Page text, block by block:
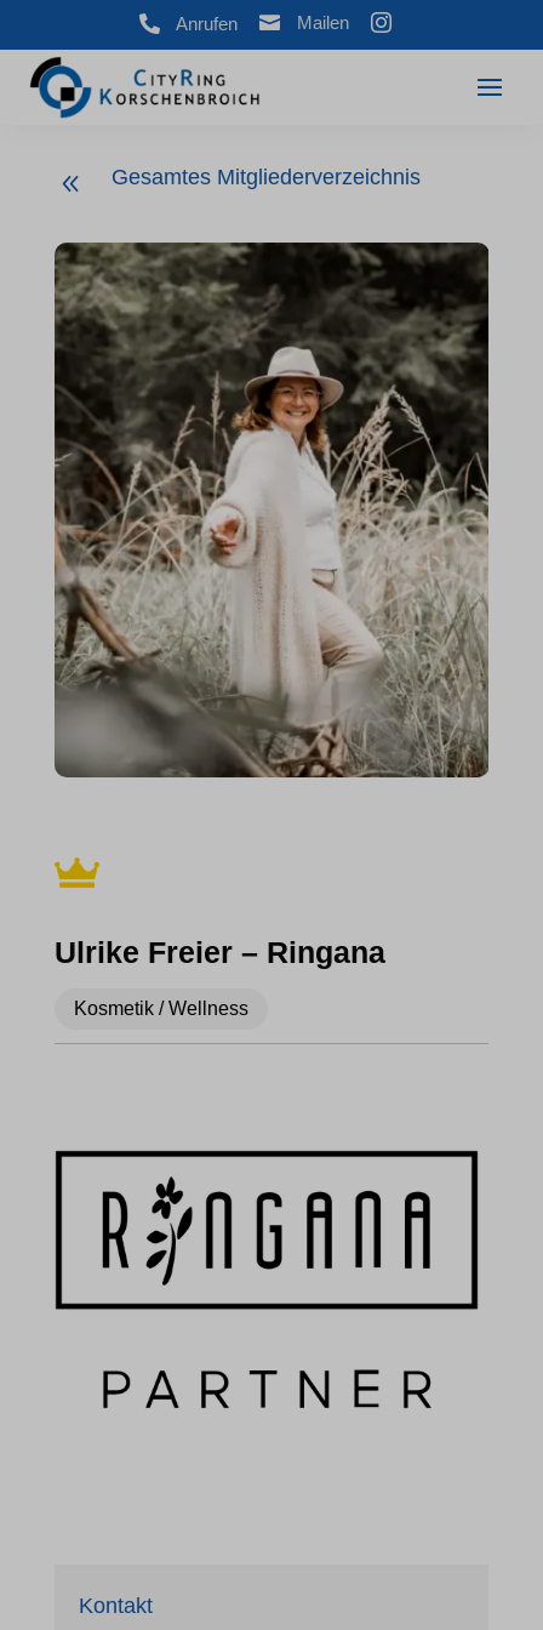
 Anrufen  Mailen 
8 Gesamtes Mitgliederverzeichnis
Ulrike Freier – Ringana
Kosmetik / Wellness
Kontakt